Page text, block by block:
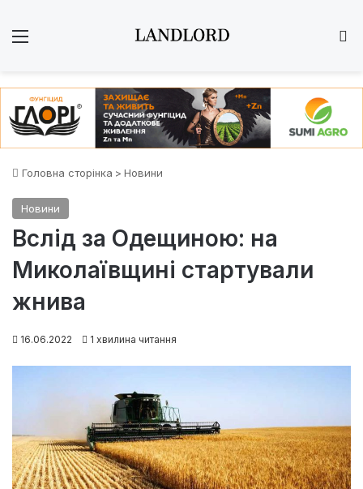
Головна сторінка > Новини
Новини
Вслід за Одещиною: на
Миколаївщині стартували
жнива
16.06.2022 1 хвилина читання